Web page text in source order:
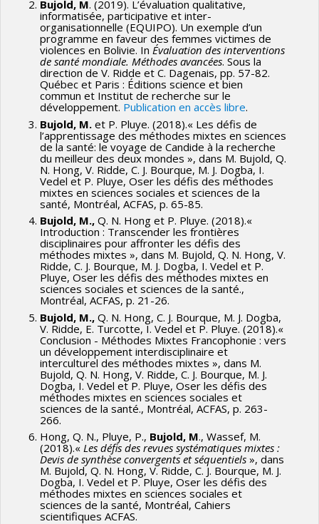
Bujold, M. (2019). L’évaluation qualitative,
informatisée, participative et inter-
organisationnelle (EQUIPO). Un exemple d’un
programme en faveur des femmes victimes de
violences en Bolivie. In Évaluation des interventions
de santé mondiale. Méthodes avancées. Sous la
direction de V. Ridde et C. Dagenais, pp. 57-82.
Québec et Paris : Éditions science et bien
commun et Institut de recherche sur le
développement. Publication en accès libre.
Bujold, M. et P. Pluye. (2018).« Les défis de
l’apprentissage des méthodes mixtes en sciences
de la santé: le voyage de Candide à la recherche
du meilleur des deux mondes », dans M. Bujold, Q.
N. Hong, V. Ridde, C. J. Bourque, M. J. Dogba, I.
Vedel et P. Pluye, Oser les défis des méthodes
mixtes en sciences sociales et sciences de la
santé, Montréal, ACFAS, p. 65-85.
Bujold, M., Q. N. Hong et P. Pluye. (2018).«
Introduction : Transcender les frontières
disciplinaires pour affronter les défis des
méthodes mixtes », dans M. Bujold, Q. N. Hong, V.
Ridde, C. J. Bourque, M. J. Dogba, I. Vedel et P.
Pluye, Oser les défis des méthodes mixtes en
sciences sociales et sciences de la santé.,
Montréal, ACFAS, p. 21-26.
Bujold, M., Q. N. Hong, C. J. Bourque, M. J. Dogba,
V. Ridde, E. Turcotte, I. Vedel et P. Pluye. (2018).«
Conclusion - Méthodes Mixtes Francophonie : vers
un développement interdisciplinaire et
interculturel des méthodes mixtes », dans M.
Bujold, Q. N. Hong, V. Ridde, C. J. Bourque, M. J.
Dogba, I. Vedel et P. Pluye, Oser les défis des
méthodes mixtes en sciences sociales et
sciences de la santé., Montréal, ACFAS, p. 263-
266.
Hong, Q. N., Pluye, P., Bujold, M., Wassef, M.
(2018).« Les défis des revues systématiques mixtes :
Devis de synthèse convergents et séquentiels », dans
M. Bujold, Q. N. Hong, V. Ridde, C. J. Bourque, M. J.
Dogba, I. Vedel et P. Pluye, Oser les défis des
méthodes mixtes en sciences sociales et
sciences de la santé, Montréal, Cahiers
scientifiques ACFAS.